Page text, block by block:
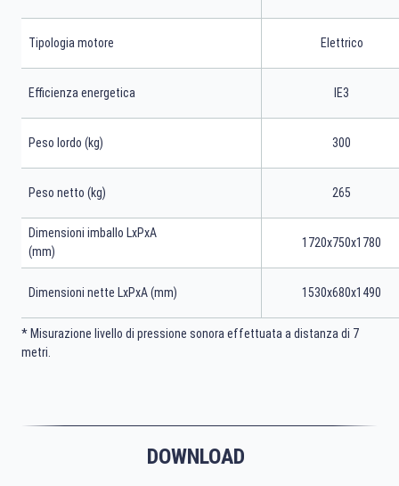
Tipologia motore Elettrico
Efficienza energetica IE3
Peso lordo (kg) 300
Peso netto (kg) 265
Dimensioni imballo LxPxA
(mm)
1720x750x1780
Dimensioni nette LxPxA (mm) 1530x680x1490
* Misurazione livello di pressione sonora effettuata a distanza di 7
metri.
DOWNLOAD